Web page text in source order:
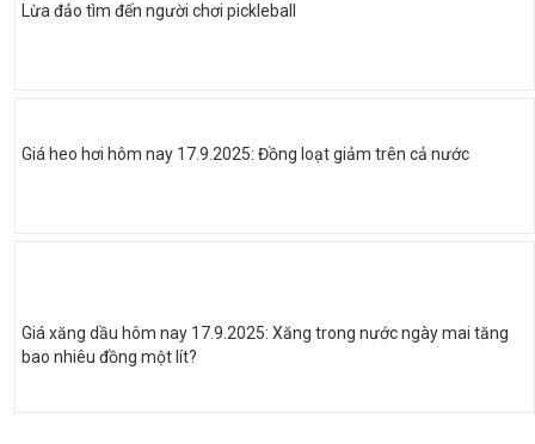
Lừa đảo tìm đến người chơi pickleball
Giá heo hơi hôm nay 17.9.2025: Đồng loạt giảm trên cả nước
Giá xăng dầu hôm nay 17.9.2025: Xăng trong nước ngày mai tăng
bao nhiêu đồng một lít?